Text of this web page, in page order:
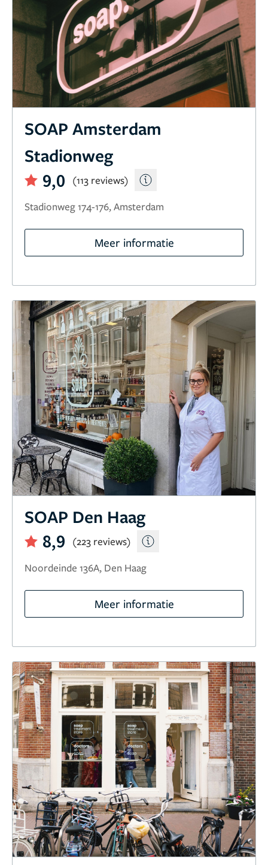
SOAP Amsterdam
Stadionweg
9,0
(113 reviews)
Stadionweg 174-176, Amsterdam
Meer informatie
SOAP Den Haag
8,9
(223 reviews)
Noordeinde 136A, Den Haag
Meer informatie